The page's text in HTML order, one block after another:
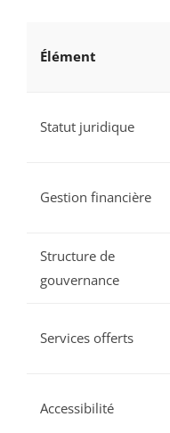
Élément
Statut juridique
Gestion financière
Structure de
gouvernance
Services offerts
Accessibilité